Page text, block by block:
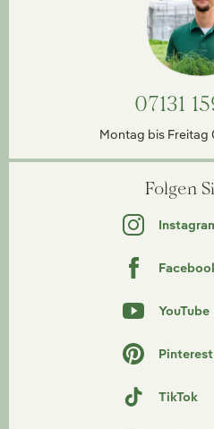
07131
Montag bis Freitag
Folgen
YouTube
Pinterest
TikTok